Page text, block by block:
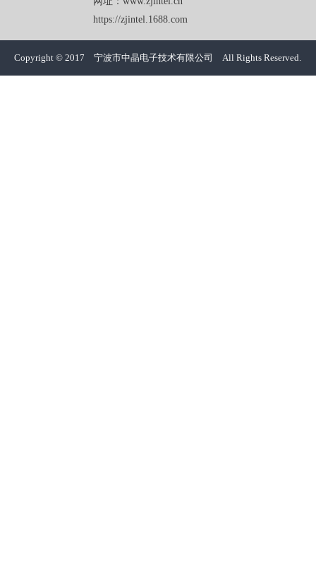
https://zjintel.1688.com
Copyright © 2017 宁波市中晶电子技术有限公司 All Rights Reserved.